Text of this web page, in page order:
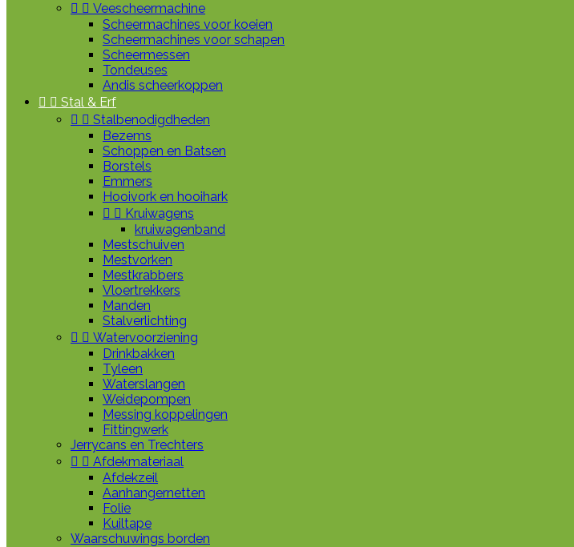
  Veescheermachine
Scheermachines voor koeien
Scheermachines voor schapen
Scheermessen
Tondeuses
Andis scheerkoppen
  Stal & Erf
  Stalbenodigdheden
Bezems
Schoppen en Batsen
Borstels
Emmers
Hooivork en hooihark
  Kruiwagens
kruiwagenband
Mestschuiven
Mestvorken
Mestkrabbers
Vloertrekkers
Manden
Stalverlichting
  Watervoorziening
Drinkbakken
Tyleen
Waterslangen
Weidepompen
Messing koppelingen
Fittingwerk
Jerrycans en Trechters
  Afdekmateriaal
Afdekzeil
Aanhangernetten
Folie
Kuiltape
Waarschuwings borden